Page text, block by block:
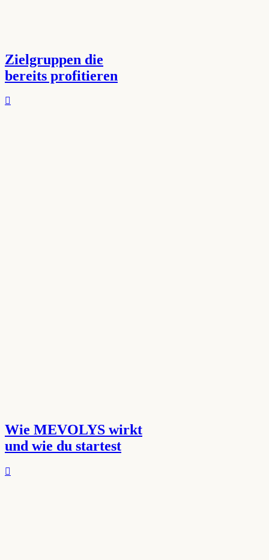
Zielgruppen die
bereits profitieren
Wie MEVOLYS wirkt
und wie du startest